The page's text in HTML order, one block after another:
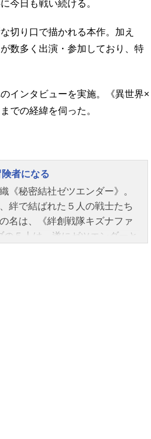
今日も戦い続ける。
切り口で描かれる本作。加え
数多く出演・参加しており、特
インタビューを実施。《異世界×
での経緯を伺った。
者になる
《秘密結社ゼツエンダー》。
絆で結ばれた５人の戦士たち
名は、《絆創戦隊キズナファ
の５人は、遂にゼツエンダーと